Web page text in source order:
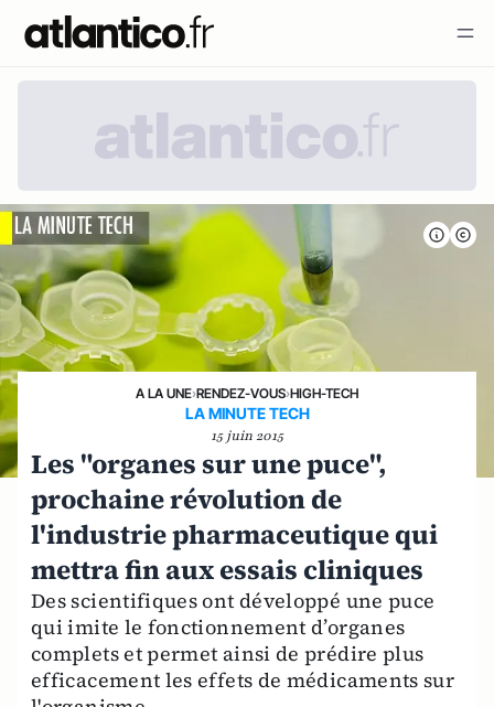
A LA UNE›RENDEZ-VOUS›HIGH-TECH
LA MINUTE TECH
15 juin 2015
Les "organes sur une puce",
prochaine révolution de
l'industrie pharmaceutique qui
mettra fin aux essais cliniques
Des scientifiques ont développé une puce
qui imite le fonctionnement d’organes
complets et permet ainsi de prédire plus
efficacement les effets de médicaments sur